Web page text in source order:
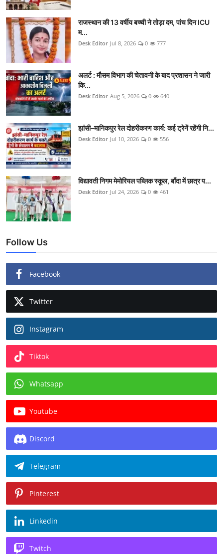
राजस्थान की 13 वर्षीय बच्ची ने तोड़ा दम, पांच दिन ICU
म...
Desk Editor Jul 8, 2026 0 777
अलर्ट : मौसम विभाग की चेतावनी के बाद प्रशासन ने जारी
कि...
Desk Editor Aug 5, 2026 0 640
झांसी–मानिकपुर रेल दोहरीकरण कार्य: कई ट्रेनें रहेंगी नि...
Desk Editor Jul 10, 2026 0 556
विद्यावती निगम मेमोरियल पब्लिक स्कूल, बाँदा में छात्र प...
Desk Editor Jul 24, 2026 0 461
Follow Us
Facebook
Twitter
Instagram
Tiktok
Whatsapp
Youtube
Discord
Telegram
Pinterest
Linkedin
Twitch